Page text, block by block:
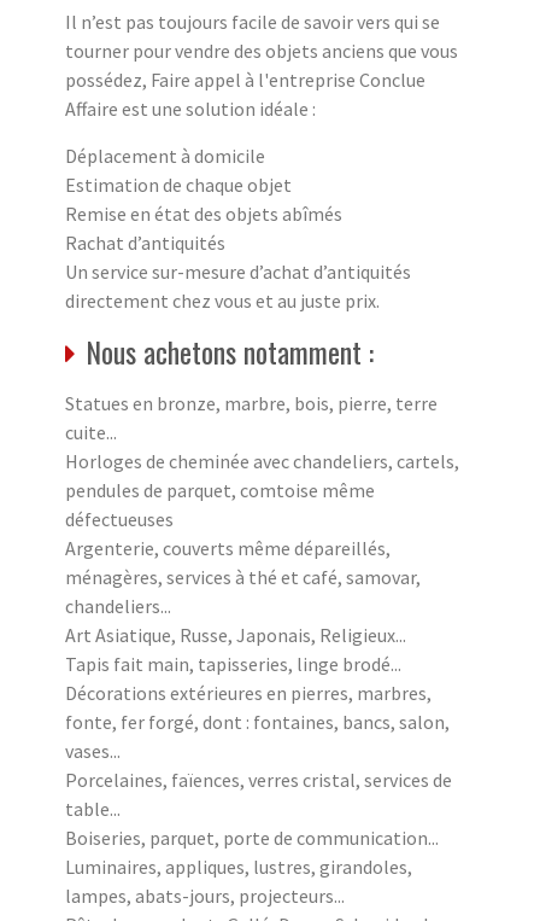
Il n’est pas toujours facile de savoir vers qui se
tourner pour vendre des objets anciens que vous
possédez, Faire appel à l'entreprise Conclue
Affaire est une solution idéale :
Déplacement à domicile
Estimation de chaque objet
Remise en état des objets abîmés
Rachat d’antiquités
Un service sur-mesure d’achat d’antiquités
directement chez vous et au juste prix.
Nous achetons notamment :
Statues en bronze, marbre, bois, pierre, terre
cuite...
Horloges de cheminée avec chandeliers, cartels,
pendules de parquet, comtoise même
défectueuses
Argenterie, couverts même dépareillés,
ménagères, services à thé et café, samovar,
chandeliers...
Art Asiatique, Russe, Japonais, Religieux...
Tapis fait main, tapisseries, linge brodé...
Décorations extérieures en pierres, marbres,
fonte, fer forgé, dont : fontaines, bancs, salon,
vases...
Porcelaines, faïences, verres cristal, services de
table...
Boiseries, parquet, porte de communication...
Luminaires, appliques, lustres, girandoles,
lampes, abats-jours, projecteurs...